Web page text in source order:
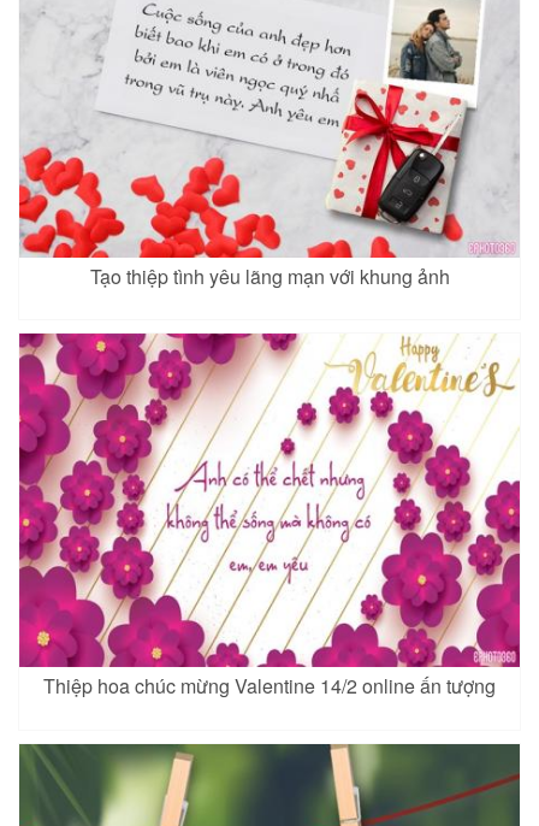
Tạo thiệp tình yêu lãng mạn với khung ảnh
Thiệp hoa chúc mừng Valentine 14/2 online ấn tượng